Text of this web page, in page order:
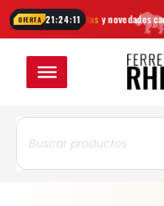
OFERTA 21:24:11
Ofertasy novedades cada semana
Búsqueda
productos